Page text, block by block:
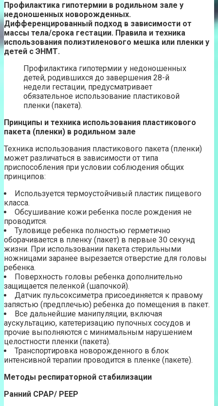
Профилактика гипотермии в родильном зале у
недоношенных новорожденных.
Дифференцированный подход в зависимости от
массы тела/срока гестации. Правила и техника
использования полиэтиленового мешка или пленки у
детей с ЭНМТ.
Профилактика гипотермии у недоношенных
детей, родившихся до завершения 28-й
недели гестации, предусматривает
обязательное использование пластиковой
пленки (пакета).
Принципы и техника использования пластикового
пакета (пленки) в родильном зале
Техника использования пластикового пакета (пленки)
может различаться в зависимости от типа
приспособления при условии соблюдения общих
принципов:
Используется термоустойчивый пластик пищевого
класса.
Обсушивание кожи ребенка после рождения не
проводится.
Туловище ребенка полностью герметично
оборачивается в пленку (пакет) в первые 30 секунд
жизни. При использовании пакета стерильными
ножницами заранее вырезается отверстие для головы
ребенка.
Поверхность головы ребенка дополнительно
защищается пеленкой (шапочкой).
Датчик пульсоксиметра присоединяется к правому
запястью (предплечью) ребенка до помещения в пакет.
Все дальнейшие манипуляции, включая
аускультацию, катетеризацию пупочных сосудов и
прочие выполняются с минимальным нарушением
целостности пленки (пакета).
Транспортировка новорожденного в блок
интенсивной терапии проводится в пленке (пакете).
Методы респираторной стабилизации
Ранний СРАР/ РЕЕР